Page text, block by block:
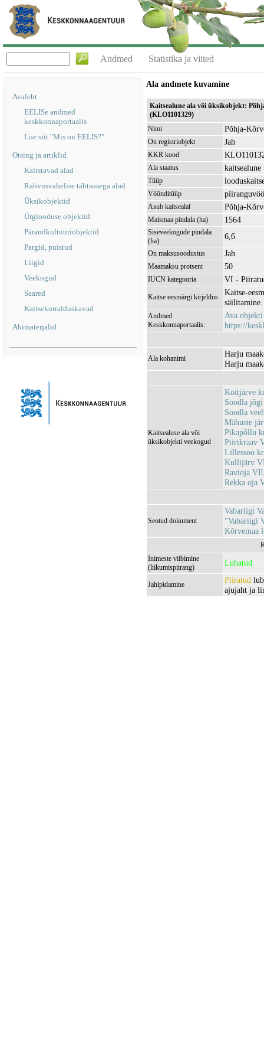
Andmed Statistika ja viited
Avaleht
EELISe andmed
keskkonnaportaalis
Loe siit "Mis on EELIS?"
Otsing ja artiklid
Kaitstavad alad
Rahvusvahelise tähtsusega alad
Üksikobjektid
Ürglooduse objektid
Pärandkultuuriobjektid
Pargid, puistud
Liigid
Veekogud
Saared
Kaitsekorralduskavad
Abimaterjalid
Ala andmete kuvamine
Kaitsealune ala või üksikobjekt:
(KLO1101329)
Nimi
Põhja-
On registriobjekt Jah
KKR kood
Ala staatus kaitsealune
Tüüp
Vöönditüüp
Asub kaitsealal Põhja-
Maismaa pindala (ha) 1564
Siseveekogude pindala
(ha)
6,6
On maksusoodustus Jah
Maamaksu protsent 50
IUCN kategooria VI -
Kaitse eesmärgi kirjeldus
Kaitse-
säilitamine.
Andmed
Keskkonnaportaalis:
Ava objekti
https://
Ala kohanimi
Harju
Harju
Kaitsealuse ala või
üksikobjekti veekogud
Koitjärve
Soodla
Soodla
Mähuste
Pikapõllu
Piirikraav
Lillessoo
Kullijärv
Ravioja
Rekka oja
Seotud dokument
Vabariigi
"Vabariigi
Kõrvemaa
Inimeste viibimine
(liikumispiirang)
Lubatud
Jahipidamine Piiratud
ajujaht ja